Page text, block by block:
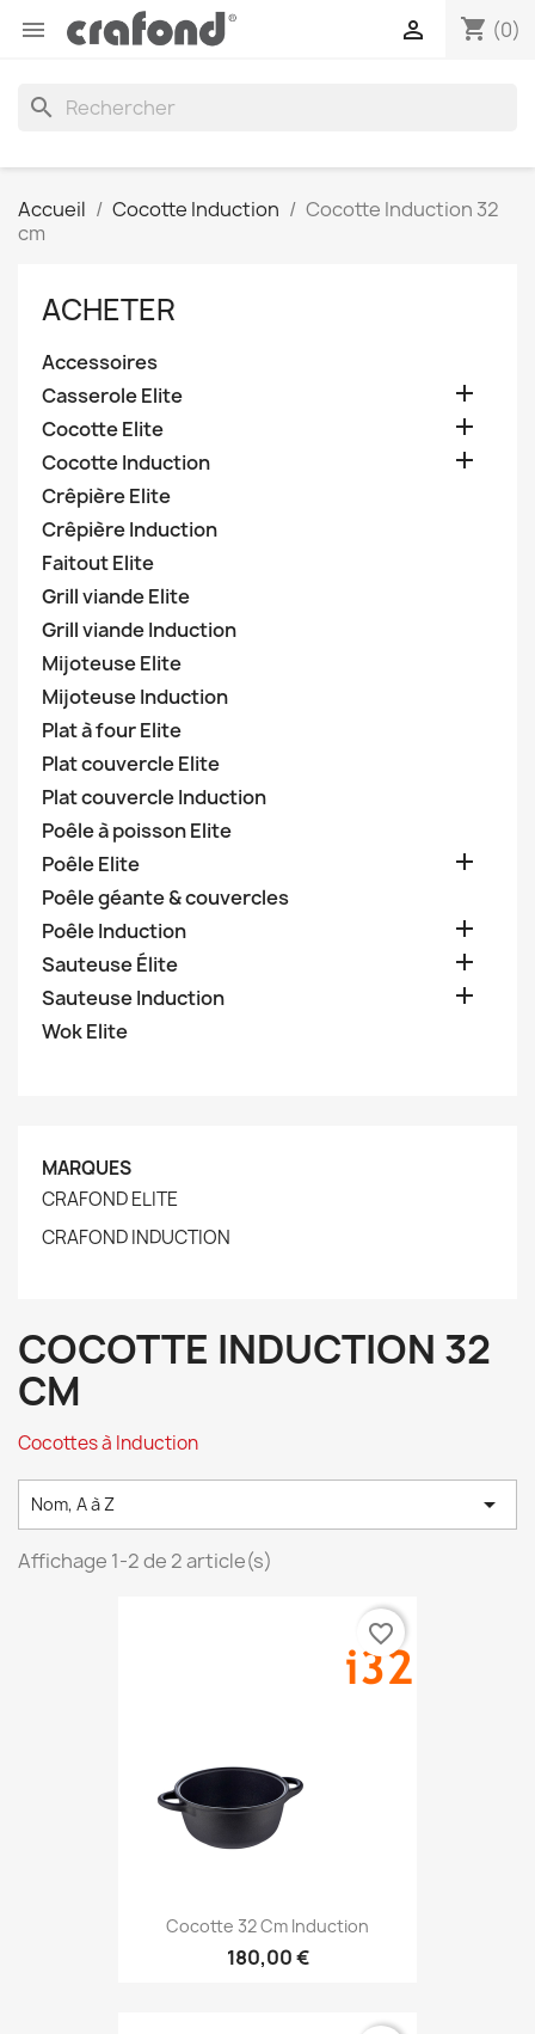
 shopping_cart (0)

search
Accueil Cocotte Induction
Cocotte Induction 32
cm
ACHETER
Accessoires
Casserole Elite

Cocotte Elite 
Cocotte Induction 
Crêpière Elite
Crêpière Induction
Faitout Elite
Grill viande Elite
Grill viande Induction
Mijoteuse Elite
Mijoteuse Induction
Plat à four Elite
Plat couvercle Elite
Plat couvercle Induction
Poêle à poisson Elite
Poêle Elite

Poêle géante & couvercles
Poêle Induction

Sauteuse Élite 
Sauteuse Induction 
Wok Elite
MARQUES
CRAFOND ELITE
CRAFOND INDUCTION
COCOTTE INDUCTION 32
CM
Cocottes à Induction
Nom, A à Z 
Affichage 1-2 de 2 article(s)
Cocotte 32 Cm Induction
180,00 €
favorite_border